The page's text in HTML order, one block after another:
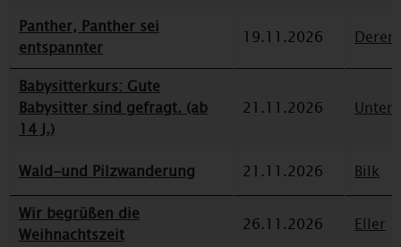
Panther, Panther sei
entspannter
19.11.2026
Babysitterkurs: Gute
Babysitter sind gefragt. (ab
14 J.)
21.11.2026
Wald-und Pilzwanderung 21.11.2026
Bilk
Wir begrüßen die
Weihnachtszeit
26.11.2026 Eller